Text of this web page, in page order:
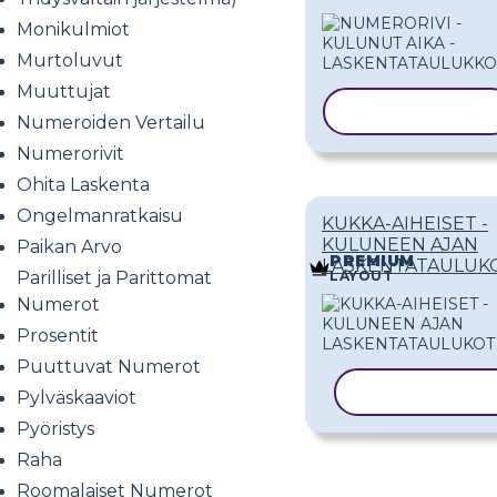
Monikulmiot
Murtoluvut
Muuttujat
Numeroiden Vertailu
Numerorivit
Ohita Laskenta
Ongelmanratkaisu
Paikan Arvo
Parilliset ja Parittomat
Numerot
Prosentit
Puuttuvat Numerot
Pylväskaaviot
Pyöristys
Raha
Roomalaiset Numerot
KUKKA-AIHEISET -
KULUNEEN AJAN
PREMIUM
LAYOUT